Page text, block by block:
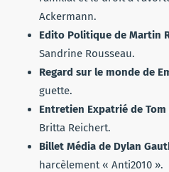
Ackermann.
Edito Politique de Martin
Sandrine Rousseau.
Regard sur le monde de
guette.
Entretien Expatrié de Tom
Britta Reichert.
Billet Média de Dylan
harcèlement « Anti2010 ».